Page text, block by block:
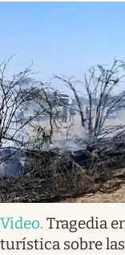
Video. Tragedia
turística sobre